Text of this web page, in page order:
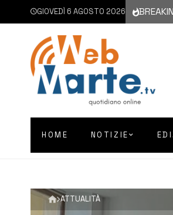
GIOVEDÌ 6 AGOSTO 20266 AGOSTO
HOME NOTIZIE
ATTUALITÀ